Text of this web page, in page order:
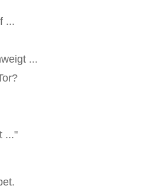
...
...
..."